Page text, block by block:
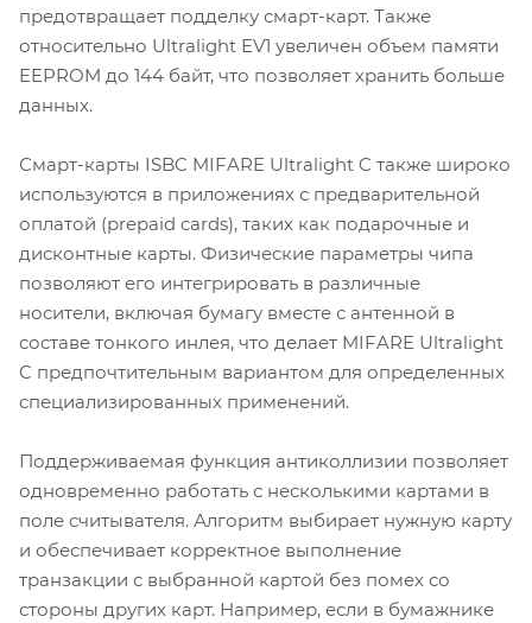
предотвращает подделку смарт-карт. Также
относительно Ultralight EV1 увеличен объем памяти
EEPROM до 144 байт, что позволяет хранить больше
данных.
Смарт-карты ISBC MIFARE Ultralight C также широко
используются в приложениях с предварительной
оплатой (prepaid cards), таких как подарочные и
дисконтные карты. Физические параметры чипа
позволяют его интегрировать в различные
носители, включая бумагу вместе с антенной в
составе тонкого инлея, что делает MIFARE Ultralight
C предпочтительным вариантом для определенных
специализированных применений.
Поддерживаемая функция антиколлизии позволяет
одновременно работать с несколькими картами в
поле считывателя. Алгоритм выбирает нужную карту
и обеспечивает корректное выполнение
транзакции с выбранной картой без помех со
стороны других карт. Например, если в бумажнике